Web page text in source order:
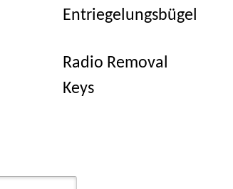
Entriegelungsbügel
Radio Removal
Keys